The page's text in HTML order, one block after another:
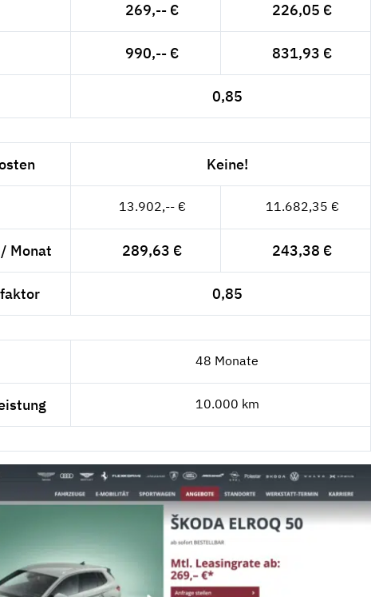
269,-- € 226,05 €
990,-- € 831,93 €
0,85
Keine!
13.902,-- € 11.682,35 €
Monat 289,63 € 243,38 €
0,85
48 Monate
10.000 km